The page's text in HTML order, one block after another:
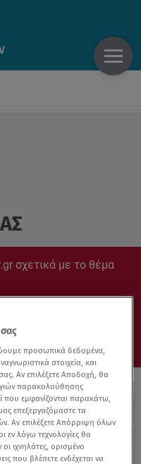
σχετικά με το θέμα
προσωπικά δεδομένα,
στοιχεία, και
Αν επιλέξετε Αποδοχή, θα
παρακολούθησης
εμφανίζονται παρακάτω,
επεξεργαζόμαστε τα
Αν επιλέξετε Απόρριψη όλων
λόγω τεχνολογίες θα
ιχνηλάτες, ορισμένο
που βλέπετε ενδέχεται να